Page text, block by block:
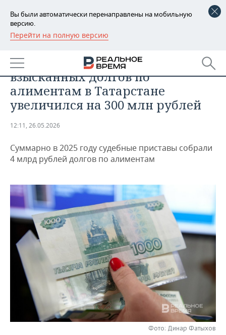
Вы были автоматически перенаправлены на мобильную
версию.
Перейти на полную версию
РЕГИОНЫ
БАШКОРТОСТАН
ТАТАРСТАН
УДМУРТИЯ
НОВОСТИ
АНАЛИТИКА
НОВОСТИ АНАЛИТИКИ
ДЕКЛАРАЦИИ О ДОХОДАХ
КОРОЛИ ГОСЗАКАЗА ПФО
КОМУ ПРИНАДЛЕЖАТ
ТОРГОВЫЕ ЦЕНТРЫ
ТАТАРСТАНА
ЭКОНОМИКА
НОВОСТИ ЭКОНОМИКИ
ФИНАНСЫ
БЮДЖЕТ
ИНВЕСТИЦИИ
ПРОМЫШЛЕННОСТЬ
НОВОСТИ
ПРОМЫШЛЕННОСТИ
АГРОПРОМ
МАШИНОСТРОЕНИЕ
НЕФТЕХИМИЯ
НЕФТЬ
ОПК
ЭНЕРГЕТИКА
НЕДВИЖИМОСТЬ
НОВОСТИ АВТО
БИЗНЕС
НОВОСТИ БИЗНЕСА
РОЗНИЧНАЯ ТОРГОВЛЯ
ТРАНСПОРТ
УСЛУГИ
ТЕХНОЛОГИИ
НОВОСТИ ТЕХНОЛОГИЙ
МЕДИА
ТЕЛЕКОММУНИКАЦИИ
МЕРОПРИЯТИЯ
НОВОСТИ МЕРОПРИЯТИЙ
ВЫЕЗДНАЯ РЕДАКЦИЯ
БИЗНЕС-БРАНЧИ
СПОРТ
НОВОСТИ СПОРТА
ФУТБОЛ
ОБЩЕСТВО
НОВОСТИ ОБЩЕСТВА
ФОТОГАЛЕРЕЯ
С начала года объем
взысканных долгов по
алиментам в Татарстане
увеличился на 300 млн рублей
12:11, 26.05.2026
Суммарно в 2025 году судебные приставы собрали
4 млрд рублей долгов по алиментам
Фото: Динар Фатыхов